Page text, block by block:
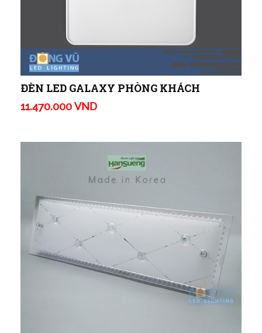
ĐÈN LED GALAXY PHÒNG KHÁCH
11.470.000 VND